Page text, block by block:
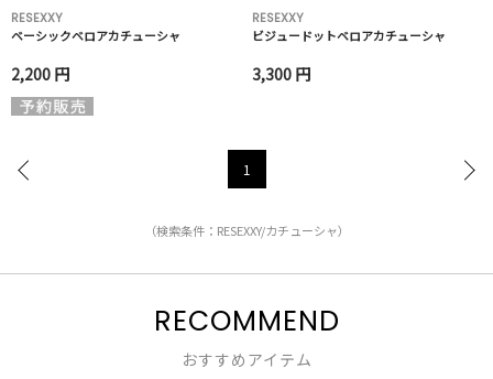
RESEXXY
ベーシックベロアカチューシャ
2,200 円
RESEXXY
ビジュードットベロアカチューシャ
3,300 円
1
（検索条件：RESEXXY/カチューシャ）
RECOMMEND
おすすめアイテム